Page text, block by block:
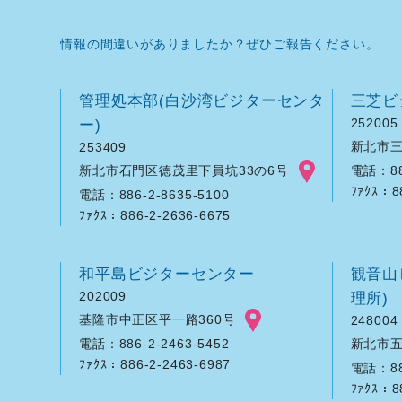
情報の間違いがありましたか？ぜひご報告ください。
管理処本部(白沙湾ビジターセンタ
ー)
253409
新北市石門区徳茂里下員坑33の6号
電話：886-2-8635-5100
ﾌｧｸｽ：886-2-2636-6675
三芝
252005
新北市
電話：
ﾌｧｸｽ：
和平島ビジターセンター
202009
基隆市中正区平一路360号
電話：886-2-2463-5452
ﾌｧｸｽ：886-2-2463-6987
観音
理所)
248004
新北市
電話：
ﾌｧｸｽ：